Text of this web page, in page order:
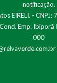
notificação.
EIRELI. -
Emp. Ibiporã
000